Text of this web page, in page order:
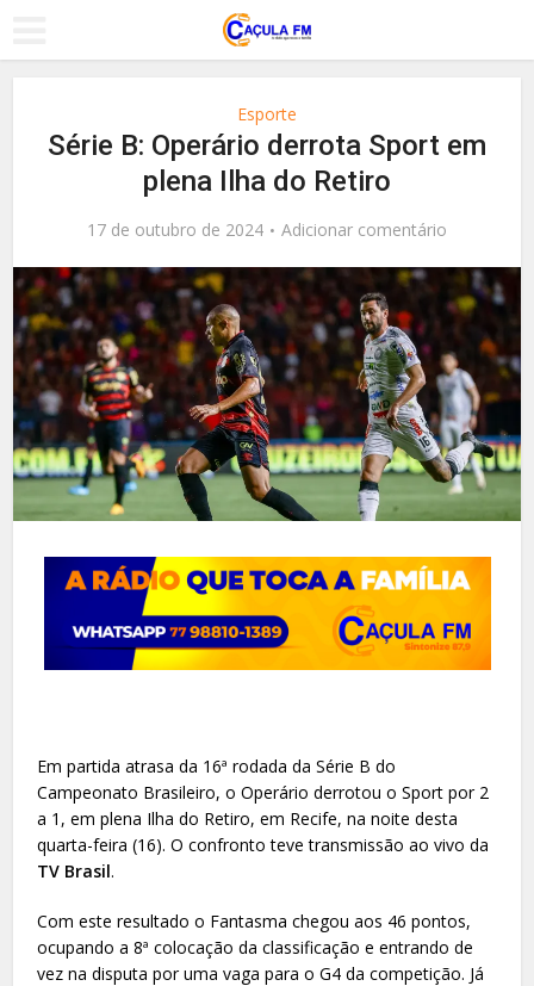
Esporte
Série B: Operário derrota Sport em
plena Ilha do Retiro
17 de outubro de 2024 Adicionar comentário
Em partida atrasa da 16ª rodada da Série B do
Campeonato Brasileiro, o Operário derrotou o Sport por 2
a 1, em plena Ilha do Retiro, em Recife, na noite desta
quarta-feira (16). O confronto teve transmissão ao vivo da
TV Brasil.
Com este resultado o Fantasma chegou aos 46 pontos,
ocupando a 8ª colocação da classificação e entrando de
vez na disputa por uma vaga para o G4 da competição. Já